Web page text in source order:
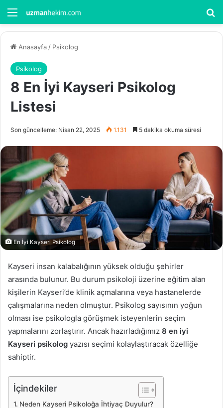
Menü
Anasayfa / Psikolog
Psikolog
8 En İyi Kayseri Psikolog
Listesi
Son güncelleme: Nisan 22, 2025 1.131 5 dakika okuma süresi
En İyi Kayseri Psikolog
Kayseri insan kalabalığının yüksek olduğu şehirler
arasında bulunur. Bu durum psikoloji üzerine eğitim alan
kişilerin Kayseri’de klinik açmalarına veya hastanelerde
çalışmalarına neden olmuştur. Psikolog sayısının yoğun
olması ise psikologla görüşmek isteyenlerin seçim
yapmalarını zorlaştırır. Ancak hazırladığımız 8 en iyi
Kayseri psikolog yazısı seçimi kolaylaştıracak özelliğe
sahiptir.
İçindekiler
Neden Kayseri Psikoloğa İhtiyaç Duyulur?